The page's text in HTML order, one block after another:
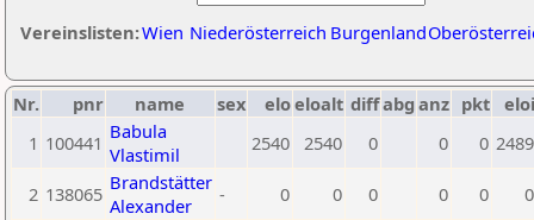
Vereinslisten:Wien Niederösterreich Burgenland
Nr. pnr name sex eloeloalt diffabg anz pkt eloi
1 100441 Babula
Vlastimil
2540 2540 0 0 0 2489
2 138065 Brandstätter
Alexander
- 0 0 0 0 0 0